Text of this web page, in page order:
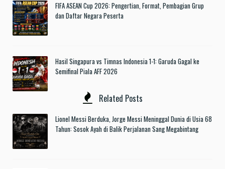
FIFA ASEAN Cup 2026: Pengertian, Format, Pembagian Grup
dan Daftar Negara Peserta
Hasil Singapura vs Timnas Indonesia 1-1: Garuda Gagal ke
Semifinal Piala AFF 2026
Related Posts
Lionel Messi Berduka, Jorge Messi Meninggal Dunia di Usia 68
Tahun: Sosok Ayah di Balik Perjalanan Sang Megabintang